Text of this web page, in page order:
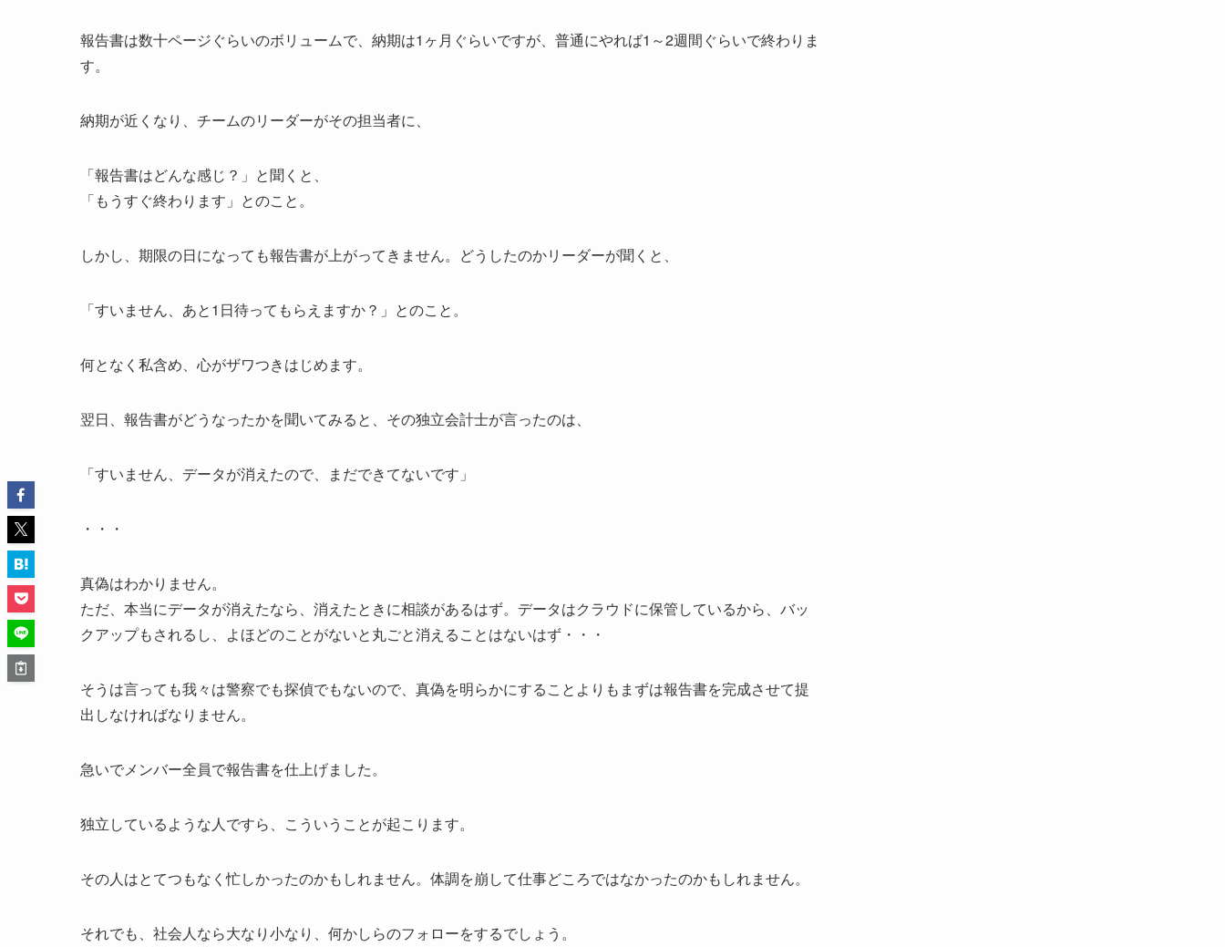
報告書は数十ページぐらいのボリュームで、納期は1ヶ月ぐらいですが、普通にやれば1～2週間ぐらいで終わりま
す。
納期が近くなり、チームのリーダーがその担当者に、
「報告書はどんな感じ？」と聞くと、
「もうすぐ終わります」とのこと。
しかし、期限の日になっても報告書が上がってきません。どうしたのかリーダーが聞くと、
「すいません、あと1日待ってもらえますか？」とのこと。
何となく私含め、心がザワつきはじめます。
翌日、報告書がどうなったかを聞いてみると、その独立会計士が言ったのは、
「すいません、データが消えたので、まだできてないです」
・・・
真偽はわかりません。
ただ、本当にデータが消えたなら、消えたときに相談があるはず。データはクラウドに保管しているから、バッ
クアップもされるし、よほどのことがないと丸ごと消えることはないはず・・・
そうは言っても我々は警察でも探偵でもないので、真偽を明らかにすることよりもまずは報告書を完成させて提
出しなければなりません。
急いでメンバー全員で報告書を仕上げました。
独立しているような人ですら、こういうことが起こります。
その人はとてつもなく忙しかったのかもしれません。体調を崩して仕事どころではなかったのかもしれません。
それでも、社会人なら大なり小なり、何かしらのフォローをするでしょう。